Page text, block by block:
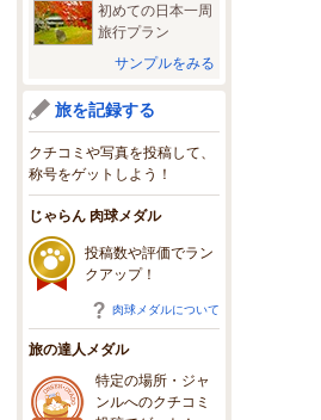
初めての日本一周
旅行プラン
サンプルをみる
旅を記録する
クチコミや写真を投稿して、
称号をゲットしよう！
じゃらん 肉球メダル
投稿数や評価でラン
クアップ！
肉球メダルについて
旅の達人メダル
特定の場所・ジャ
ンルへのクチコミ